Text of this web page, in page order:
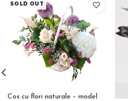
SOLD OUT
Cos cu flori naturale – model